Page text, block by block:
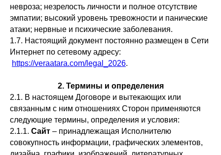
невроза; незрелость личности и полное отсутствие
эмпатии; высокий уровень тревожности и панические
атаки; нервные и психические заболевания.
1.7. Настоящий документ постоянно размещен в Сети
Интернет по сетевому адресу:
https://veraatara.com/legal_2026.
2. Термины и определения
2.1. В настоящем Договоре и вытекающих или
связанным с ним отношениях Сторон применяются
следующие термины, определения и условия:
2.1.1. Сайт – принадлежащая Исполнителю
совокупность информации, графических элементов,